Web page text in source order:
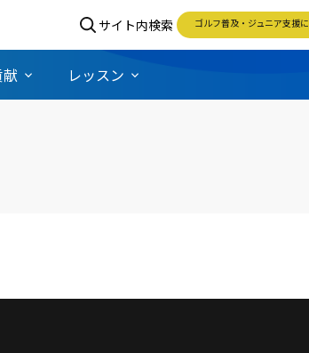
サイト内検索 ゴルフ普及・ジュニア支援に
レッスン